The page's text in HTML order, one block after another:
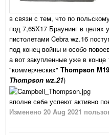
в связи с тем, что по
под 7,65Х17 Браунинг в целях
пистолетами Cebra wz.16
под конец войны и особо
а вот закупленные уже в конце
"коммерческих" Thompson
Thompson wz.21)
вполне себе успеют активно
Изменено 20 Aug 2021